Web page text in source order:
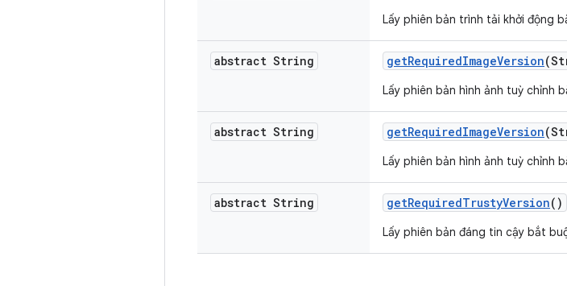
Lấy phiên bản trình tải khởi động
abstract String getRequiredImageVersion
Lấy phiên bản hình ảnh tuỳ chỉnh
abstract String getRequiredImageVersion
Lấy phiên bản hình ảnh tuỳ chỉnh
abstract String getRequiredTrustyVersion()
Lấy phiên bản đáng tin cậy bắt